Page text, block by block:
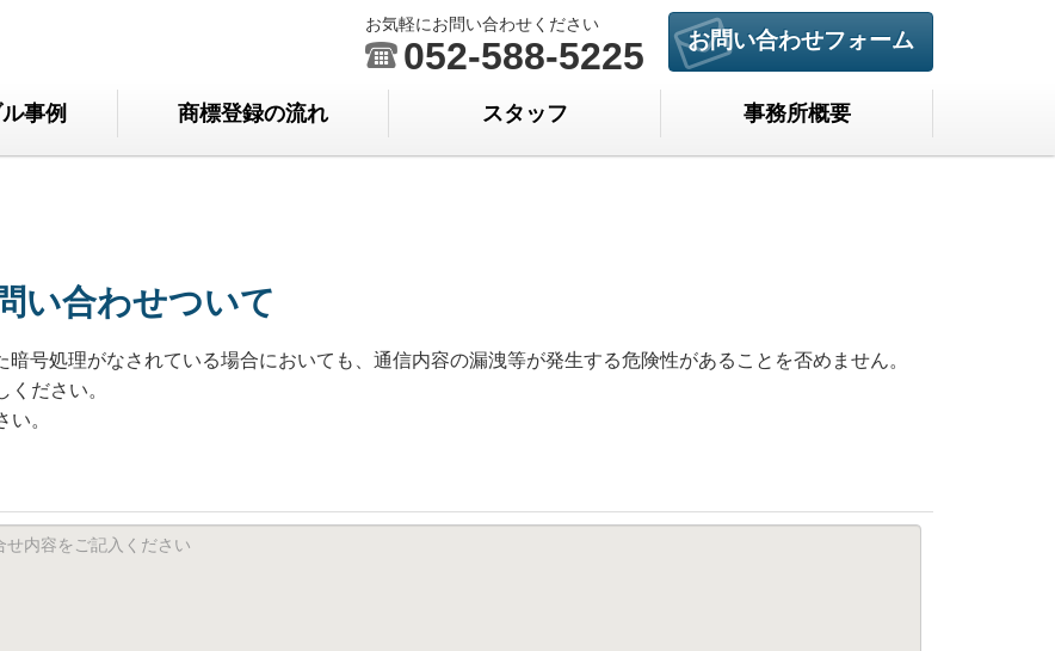
お気軽にお問い合わせください
052-588-5225 お問い合わせフォーム
事例 商標登録の流れ スタッフ 事務所概要
い合わせついて
号処理がなされている場合においても、通信内容の漏洩等が発生する危険性があることを否めません。
ださい。
。